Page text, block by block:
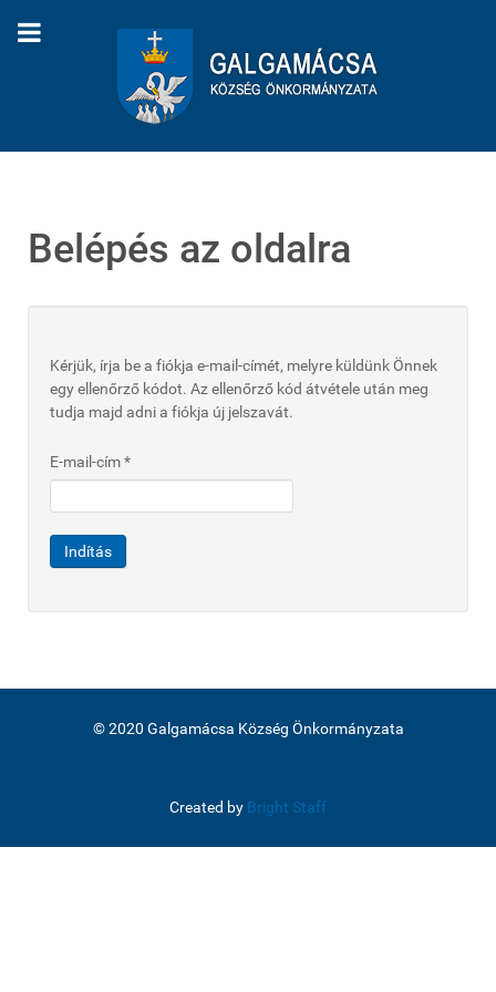
Belépés az oldalra
Kérjük, írja be a fiókja e-mail-címét, melyre küldünk Önnek
egy ellenőrző kódot. Az ellenőrző kód átvétele után meg
tudja majd adni a fiókja új jelszavát.
E-mail-cím*
Indítás
© 2020 Galgamácsa Község Önkormányzata
Created by Bright Staff